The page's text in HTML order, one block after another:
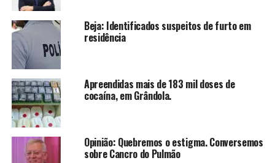
Beja: Identificados suspeitos de furto em
residência
Apreendidas mais de 183 mil doses de
cocaína, em Grândola.
Opinião: Quebremos o estigma. Conversemos
sobre Cancro do Pulmão